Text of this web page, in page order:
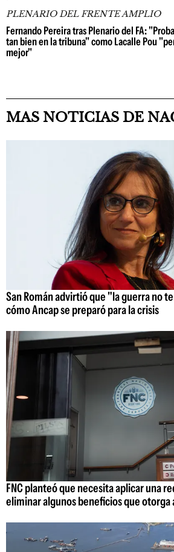
PLENARIO DEL FRENTE AMPLIO
Fernando Pereira tras Plenario del FA:
tan bien en la tribuna" como Lacalle Pou
mejor"
MAS NOTICIAS DE
San Román advirtió que "la guerra no
cómo Ancap se preparó para la crisis
FNC planteó que necesita aplicar una
eliminar algunos beneficios que otorga